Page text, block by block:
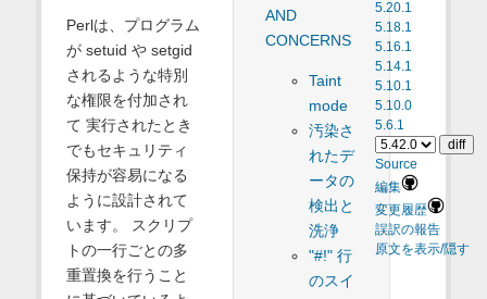
5.20.1
5.18.1
5.16.1
5.14.1
5.10.1
5.10.0
5.6.1
Source
編集
変更履歴
誤訳の報告
原文を表示/隠す
AND
CONCERNS
Taint
mode
汚染さ
れたデ
ータの
検出と
洗浄
"#!" 行
のスイ
Perlは、プログラム
が setuid や setgid
されるような特別
な権限を付加され
て 実行されたとき
でもセキュリティ
保持が容易になる
ように設計されて
います。 スクリプ
トの一行ごとの多
重置換を行うこと